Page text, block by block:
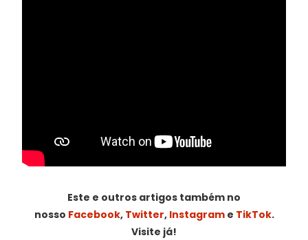
Este e outros artigos também no
nosso Facebook, Twitter, Instagrame TikTok.
Visite já!